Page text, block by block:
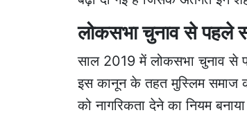
लोकसभा चुनाव से पहले
साल 2019 में लोकसभा चुनाव से
इस कानून के तहत मुस्लिम समाज
को नागरिकता देने का नियम